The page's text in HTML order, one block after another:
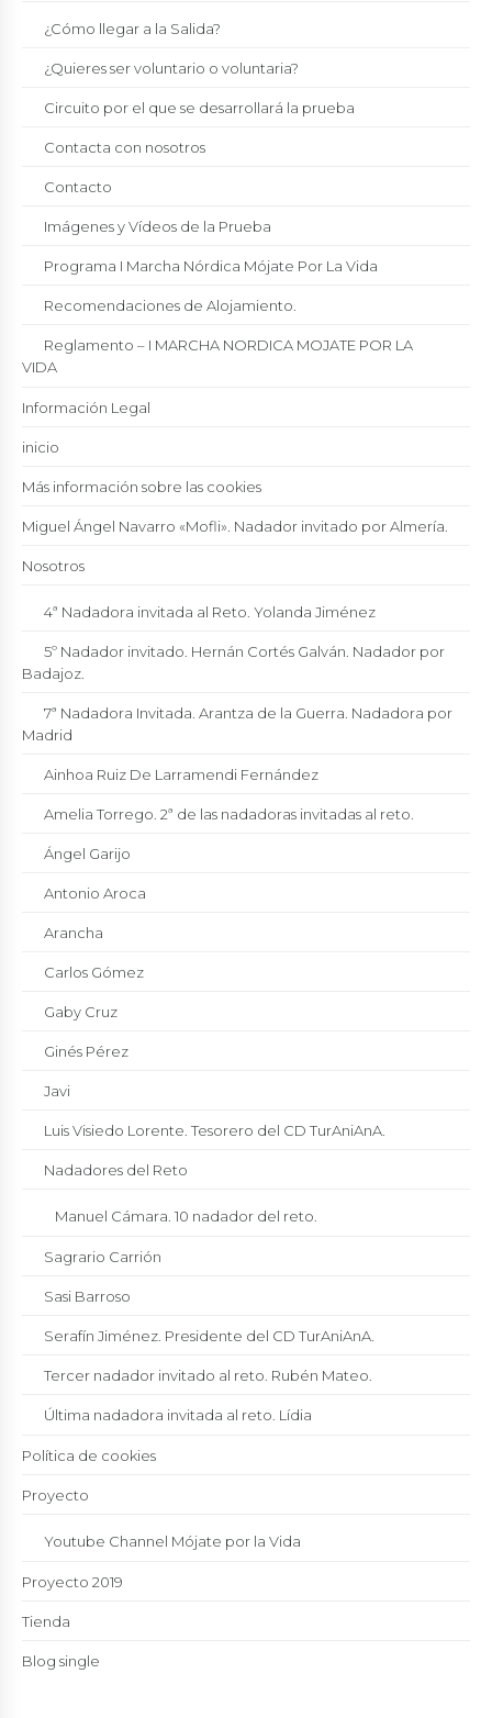
¿Cómo llegar a la Salida?
¿Quieres ser voluntario o voluntaria?
Circuito por el que se desarrollará la prueba
Contacta con nosotros
Contacto
Imágenes y Vídeos de la Prueba
Programa I Marcha Nórdica Mójate Por La Vida
Recomendaciones de Alojamiento.
Reglamento – I MARCHA NORDICA MOJATE POR LA
VIDA
Información Legal
inicio
Más información sobre las cookies
Miguel Ángel Navarro «Mofli». Nadador invitado por Almería.
Nosotros
4ª Nadadora invitada al Reto. Yolanda Jiménez
5º Nadador invitado. Hernán Cortés Galván. Nadador por
Badajoz.
7ª Nadadora Invitada. Arantza de la Guerra. Nadadora por
Madrid
Ainhoa Ruiz De Larramendi Fernández
Amelia Torrego. 2ª de las nadadoras invitadas al reto.
Ángel Garijo
Antonio Aroca
Arancha
Carlos Gómez
Gaby Cruz
Ginés Pérez
Javi
Luis Visiedo Lorente. Tesorero del CD TurAniAnA.
Nadadores del Reto
Manuel Cámara. 10 nadador del reto.
Sagrario Carrión
Sasi Barroso
Serafín Jiménez. Presidente del CD TurAniAnA.
Tercer nadador invitado al reto. Rubén Mateo.
Última nadadora invitada al reto. Lídia
Política de cookies
Proyecto
Youtube Channel Mójate por la Vida
Proyecto 2019
Tienda
Blog single